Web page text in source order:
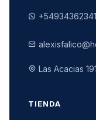
Las Acacias
TIENDA